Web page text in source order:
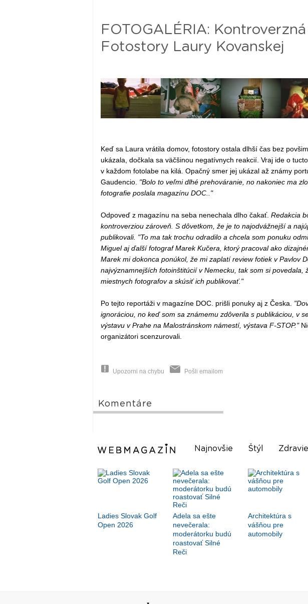
FOTOGALÉRIA:
Fotostory Laury Kovanskej
Keď sa Laura vrátila domov, fotostory ostala dlhší čas bez
ukázala, dočkala sa väčšinou negatívnych reakcií. Vraj ide o
v každom fotolabe na kilá. Opačný smer jej ukázal až známy
Gaudencio. "Bolo to veľmi dlhé prehováranie, no nakoniec ma
fotografie poslala magazínu DOC.."
Odpoveď z magazínu na seba nenechala dlho čakať. Redakcia
kontroverziou zároveň. S dôvetkom, že je to najodvážnejší a
publikovali. "To ma tak trochu odradilo a chcela som ponuku
Miguel aj ďalší fotograf Marek Kučera, ktorý pracoval ako
Marek mi dokonca ponúkol, že mi zaplatí review fotiek v Pavlov
najvýznamnejších fotoinštitúcií v Nemecku, tak som si povedala,
miestnych fotografov a skúsiť ich publikovať."
Po tejto reportáži v magazíne DOC. prišli ponuky aj z Česka.
ignoráciou, no keď som sa známemu zdôverila s publikáciou, v
výstavu v Prahe na Malostránskom námestí, výstava F-STOP."
organizátori scenzurovali.
Upozorni na chybu Pošli emailom
Komentáre
Najnovšie Štýl Zdravie
Ladies Slovak Golf
Open 2026
Adela sa ešte
nevečerala:
moderátorku budú
roastovať Silné
Reči
Architektúra s
vášňou pre
automobily